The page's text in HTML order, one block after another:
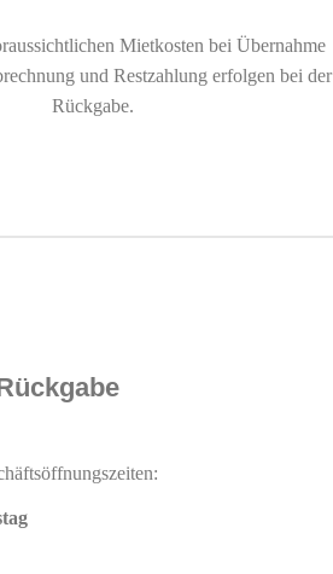
Mietkosten bei Übernahme
und Restzahlung erfolgen bei der
Rückgabe.
ag